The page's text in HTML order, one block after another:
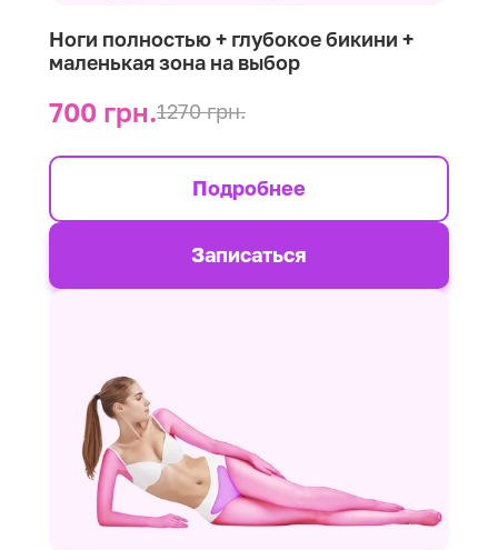
Ноги полностью + глубокое бикини +
маленькая зона на выбор
700 грн.1270 грн.
Подробнее
Записаться